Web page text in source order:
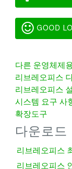
GOOD
다른 운영체제
리브레오피스
리브레오피스
시스템 요구 사
확장도구
다운로드
리브레오피스
리브레오피스